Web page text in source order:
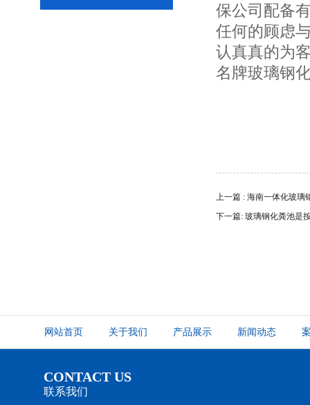
保公司配备
任何的顾虑
认真真的为
名牌玻璃钢
上一篇 : 海南一体化玻璃
下一篇: 玻璃钢化粪池是
网站首页 关于我们 产品展示 新闻动态
CONTACT US
联系我们